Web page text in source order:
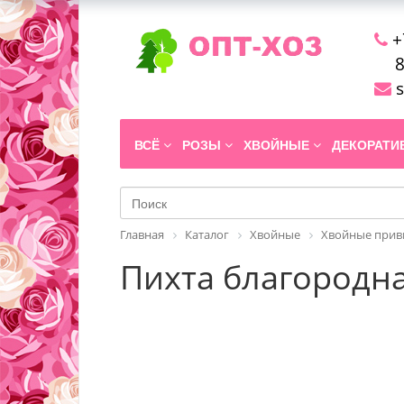
ВСЁ РОЗЫ ХВОЙНЫЕ
Главная Каталог Хвойные Хвойные
Пихта